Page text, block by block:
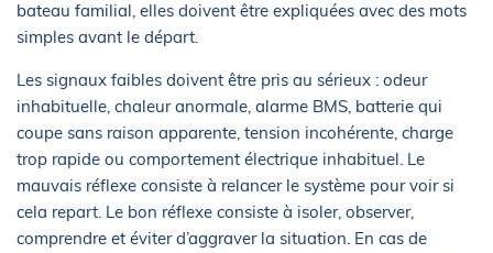
bateau familial, elles doivent être expliquées avec des mots
simples avant le départ.
Les signaux faibles doivent être pris au sérieux : odeur
inhabituelle, chaleur anormale, alarme BMS, batterie qui
coupe sans raison apparente, tension incohérente, charge
trop rapide ou comportement électrique inhabituel. Le
mauvais réflexe consiste à relancer le système pour voir si
cela repart. Le bon réflexe consiste à isoler, observer,
comprendre et éviter d’aggraver la situation. En cas de